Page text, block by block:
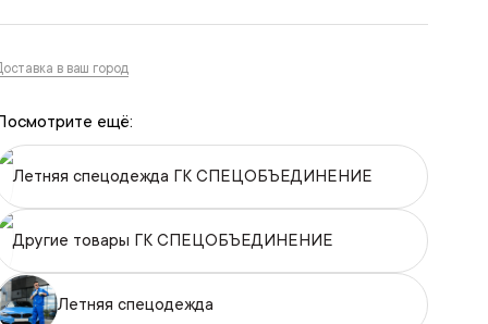
в ваш город
ещё:
Летняя спецодежда ГК СПЕЦОБЪЕДИНЕНИЕ
Другие товары ГК СПЕЦОБЪЕДИНЕНИЕ
Летняя спецодежда